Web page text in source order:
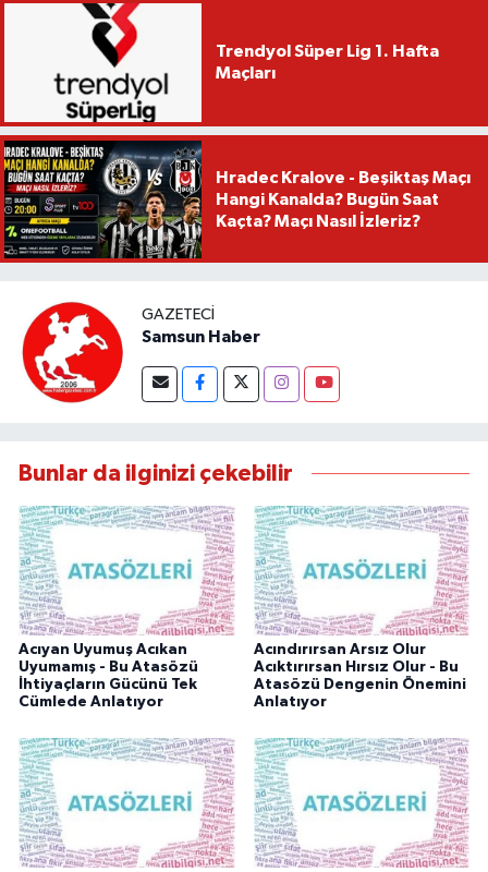
Trendyol Süper Lig 1. Hafta
Maçları
Hradec Kralove - Beşiktaş Maçı
Hangi Kanalda? Bugün Saat
Kaçta? Maçı Nasıl İzleriz?
GAZETECI
Samsun Haber
Bunlar da ilginizi çekebilir
Acıyan Uyumuş Acıkan
Uyumamış - Bu Atasözü
İhtiyaçların Gücünü Tek
Cümlede Anlatıyor
Acındırırsan Arsız Olur
Acıktırırsan Hırsız Olur - Bu
Atasözü Dengenin Önemini
Anlatıyor